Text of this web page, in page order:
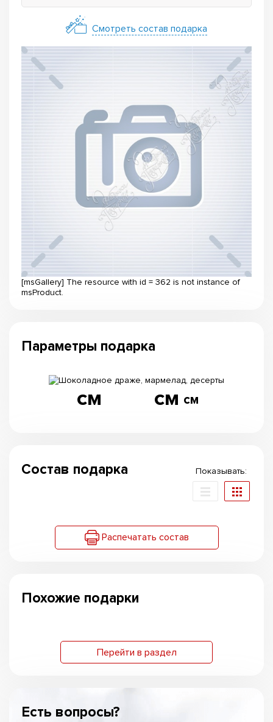
[msGallery] The resource with id = 362 is not instance of
msProduct.
Смотреть состав подарка
Параметры подарка
см см см
Состав подарка Показывать:
Распечатать состав
Похожие подарки
Перейти в раздел
Есть вопросы?